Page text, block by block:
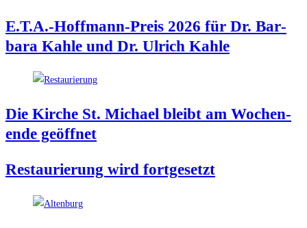
E.T.A.-Hoffmann-Preis 2026 für Dr. Bar­
ba­ra Kah­le und Dr. Ulrich Kahle
Die Kir­che St. Micha­el bleibt am Wochen­
en­de geöffnet
Restau­rie­rung wird fortgesetzt